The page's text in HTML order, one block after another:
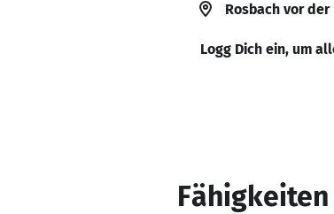
Rosbach vor der
Logg Dich ein, um